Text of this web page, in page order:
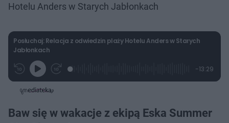
Hotelu Anders w Starych Jabłonkach
Posłuchaj: Relacja z odwiedzin plaży Hotelu Anders w Starych
Jabłonkach
G
j
P
z
e
w
ń
1
z
ń
1
L
o
a
1
P
o
y
c
-13:29
Baw się w wakacje z ekipą Eska Summer